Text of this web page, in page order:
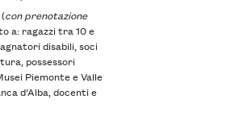
con prenotazione
a: ragazzi tra 10 e
disabili, soci
possessori
Piemonte e Valle
d’Alba, docenti e